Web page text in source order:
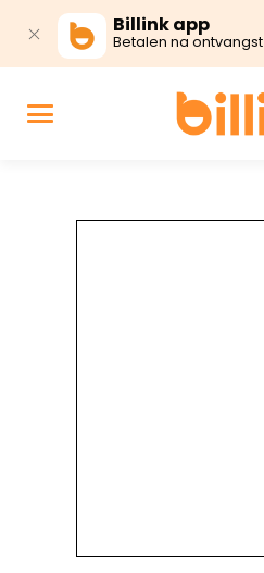
Billink app
Betalen na ontvangst